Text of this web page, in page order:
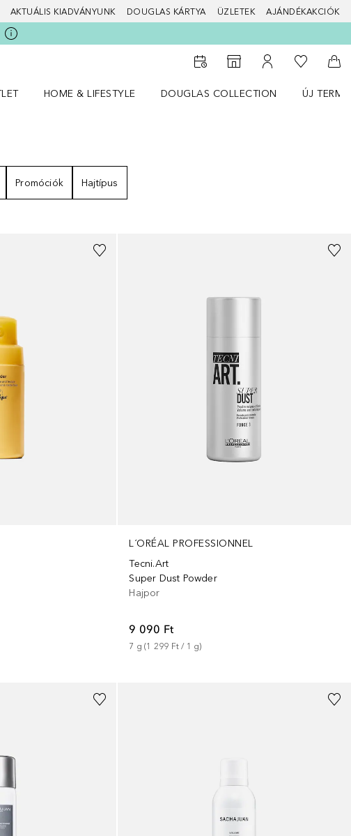
AKTUÁLIS KIADVÁNYUNK DOUGLAS KÁRTYA ÜZLETEK AJÁNDÉKAKCIÓK
Az üzletkeresőhöz
A fiókomhoz
A
HOME & LIFESTYLE
DOUGLAS COLLECTION
ÚJ
Promóciók Hajtípus
L´ORÉAL PROFESSIONNEL
Tecni.Art
Super Dust Powder
Hajpor
9 090 Ft
7 g (1 299 Ft / 1 g)